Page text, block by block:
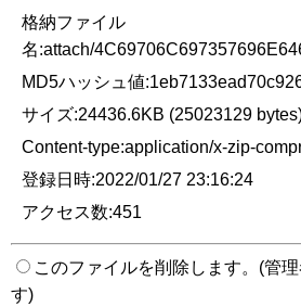
格納ファイル
名:attach/
MD5ハッシュ値
サイズ:24436.6KB (25023129
Content-type:application/x-zip-
登録日時:2022/01/27 23:16:24
アクセス数:451
このファイルを削除します。(管
す)